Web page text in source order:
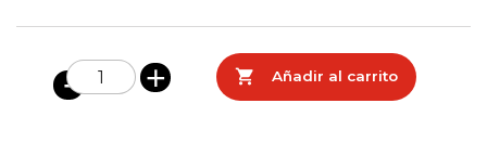
 Añadir al carrito